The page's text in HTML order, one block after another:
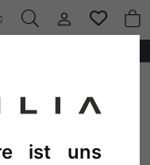
ist uns